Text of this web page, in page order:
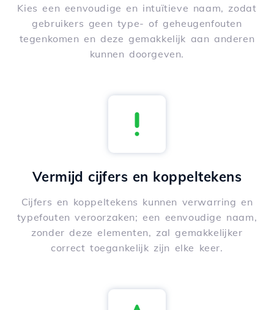
Kies een eenvoudige en intuïtieve naam, zodat
gebruikers geen type- of geheugenfouten
tegenkomen en deze gemakkelijk aan anderen
kunnen doorgeven.
Vermijd cijfers en koppeltekens
Cijfers en koppeltekens kunnen verwarring en
typefouten veroorzaken; een eenvoudige naam,
zonder deze elementen, zal gemakkelijker
correct toegankelijk zijn elke keer.